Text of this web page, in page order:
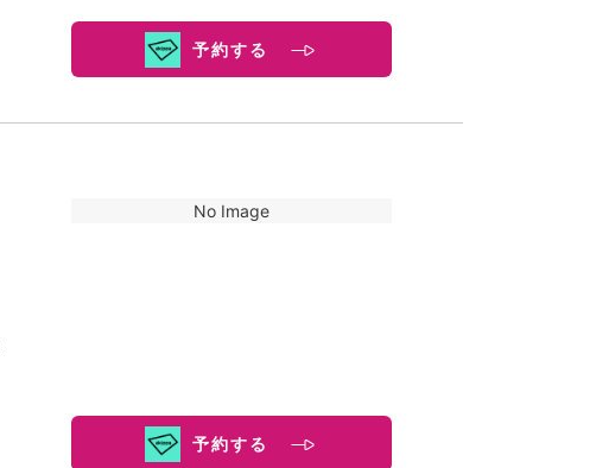
予約する
No Image
予約する